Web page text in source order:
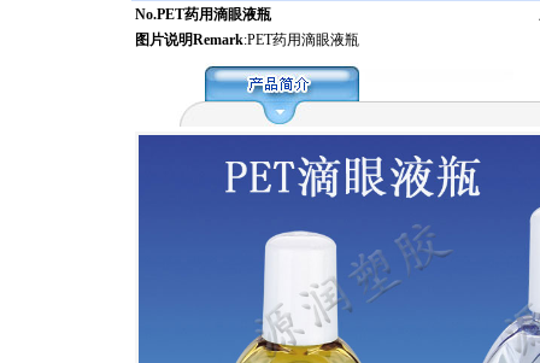
No.PET药用滴眼液瓶
图片说明Remark:PET药用滴眼液瓶